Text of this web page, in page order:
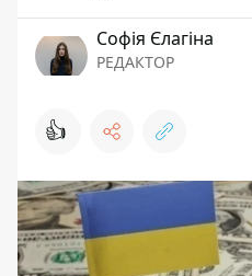
Софія Єлагіна
РЕДАКТОР
👍